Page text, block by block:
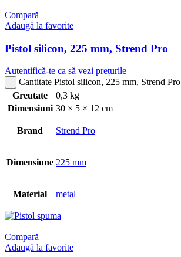
Compară
Adaugă la favorite
Pistol silicon, 225 mm, Strend Pro
Autentifică-te ca să vezi prețurile
Cantitate Pistol silicon, 225 mm, Strend Pro
Greutate
0,3 kg
Dimensiuni 30 × 5 × 12 cm
Brand Strend Pro
Dimensiune 225 mm
Material metal
Compară
Adaugă la favorite